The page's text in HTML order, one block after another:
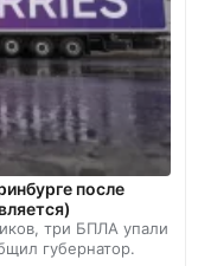
после
три БПЛА упали
губернатор.